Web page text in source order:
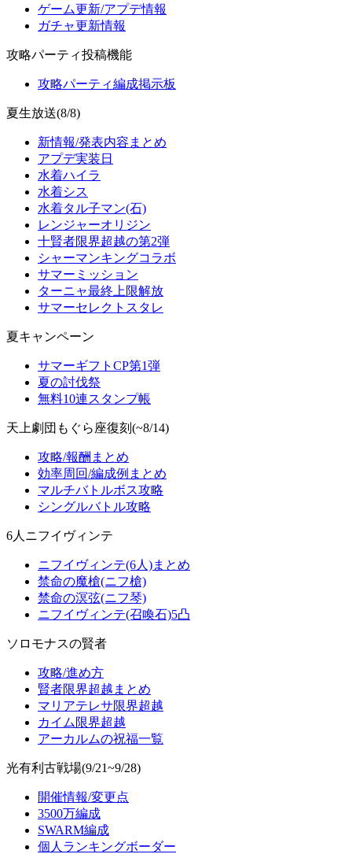
ゲーム更新/アプデ情報
ガチャ更新情報
攻略パーティ投稿機能
攻略パーティ編成掲示板
夏生放送(8/8)
新情報/発表内容まとめ
アプデ実装日
水着ハイラ
水着シス
水着タル子マン(石)
レンジャーオリジン
十賢者限界超越の第2弾
シャーマンキングコラボ
サマーミッション
ターニャ最終上限解放
サマーセレクトスタレ
夏キャンペーン
サマーギフトCP第1弾
夏の討伐祭
無料10連スタンプ帳
天上劇団もぐら座復刻(~8/14)
攻略/報酬まとめ
効率周回/編成例まとめ
マルチバトルボス攻略
シングルバトル攻略
6人ニフイヴィンテ
ニフイヴィンテ(6人)まとめ
禁命の魔槍(ニフ槍)
禁命の溟弦(ニフ琴)
ニフイヴィンテ(召喚石)5凸
ソロモナスの賢者
攻略/進め方
賢者限界超越まとめ
マリアテレサ限界超越
カイム限界超越
アーカルムの祝福一覧
光有利古戦場(9/21~9/28)
開催情報/変更点
3500万編成
SWARM編成
個人ランキングボーダー